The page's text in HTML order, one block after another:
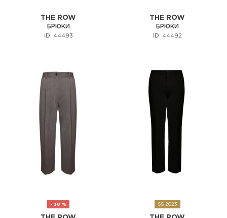
THE ROW
БРЮКИ
ID: 44493
THE ROW
БРЮКИ
ID: 44492
- 30 % SS 2023